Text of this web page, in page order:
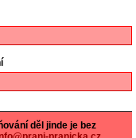
děl jinde je bez